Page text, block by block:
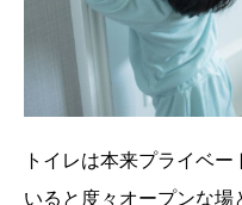
トイレは本来プライベ
いると度々オープンな場